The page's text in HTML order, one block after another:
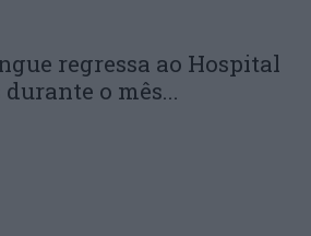
regressa ao Hospital
o mês...